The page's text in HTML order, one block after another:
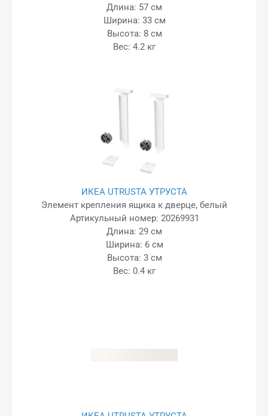
Длина: 57 см
Ширина: 33 см
Высота: 8 см
Вес: 4.2 кг
ИКЕА UTRUSTA УТРУСТА
Элемент крепления ящика к дверце, белый
Артикульный номер: 20269931
Длина: 29 см
Ширина: 6 см
Высота: 3 см
Вес: 0.4 кг